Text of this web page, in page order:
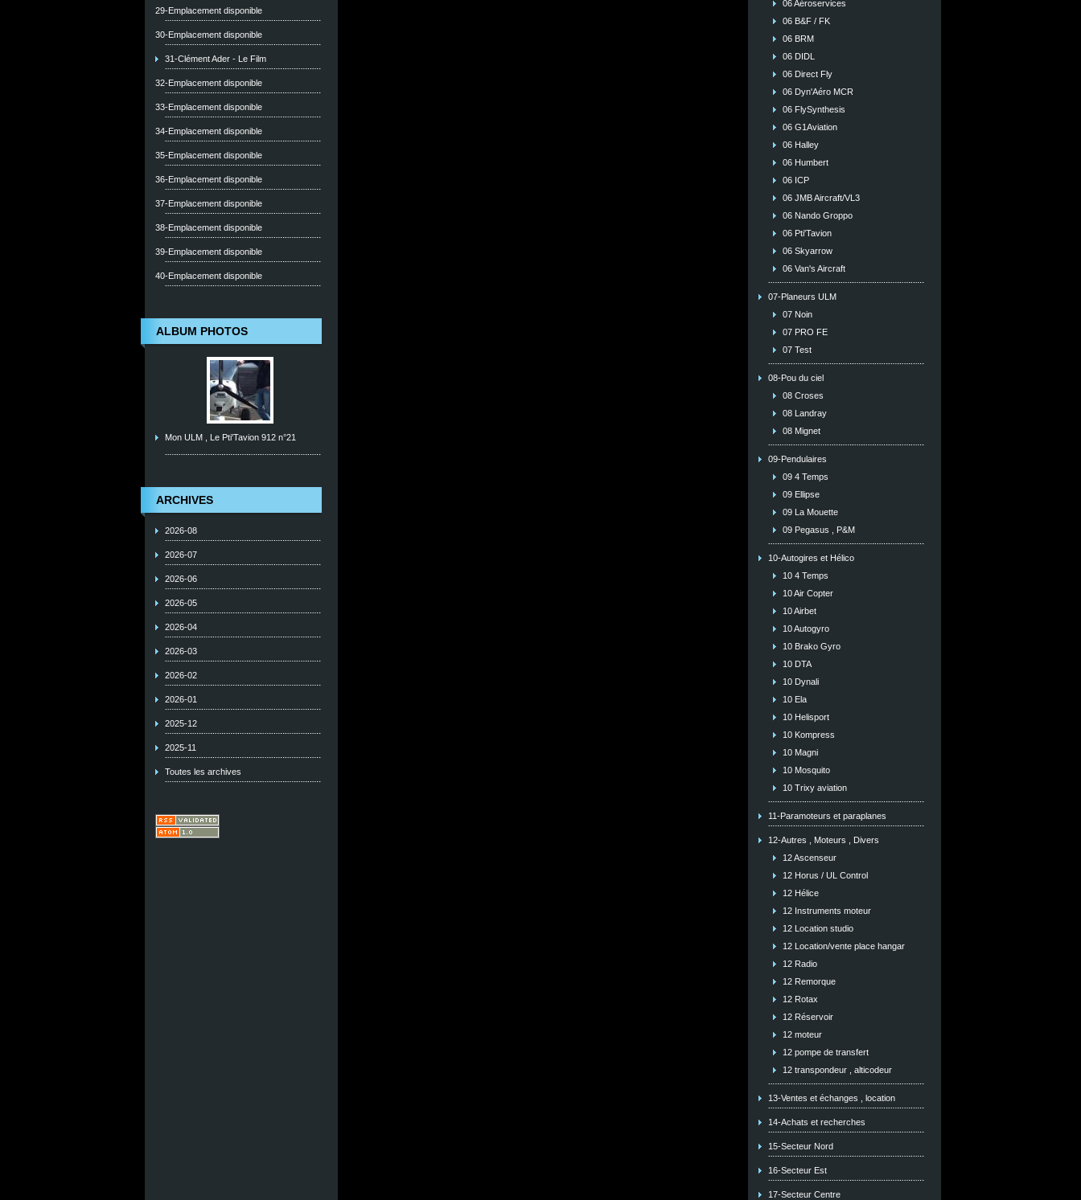
29-Emplacement disponible
30-Emplacement disponible
31-Clément Ader - Le Film
32-Emplacement disponible
33-Emplacement disponible
34-Emplacement disponible
35-Emplacement disponible
36-Emplacement disponible
37-Emplacement disponible
38-Emplacement disponible
39-Emplacement disponible
40-Emplacement disponible
ALBUM PHOTOS
Mon ULM , Le Pti'Tavion 912 n°21
ARCHIVES
2026-08
2026-07
2026-06
2026-05
2026-04
2026-03
2026-02
2026-01
2025-12
2025-11
Toutes les archives
06 Aéroservices
06 B&F / FK
06 BRM
06 DIDL
06 Direct Fly
06 Dyn'Aéro MCR
06 FlySynthesis
06 G1Aviation
06 Halley
06 Humbert
06 ICP
06 JMB Aircraft/VL3
06 Nando Groppo
06 Pti'Tavion
06 Skyarrow
06 Van's Aircraft
07-Planeurs ULM
07 Noin
07 PRO FE
07 Test
08-Pou du ciel
08 Croses
08 Landray
08 Mignet
09-Pendulaires
09 4 Temps
09 Ellipse
09 La Mouette
09 Pegasus , P&M
10-Autogires et Hélico
10 4 Temps
10 Air Copter
10 Airbet
10 Autogyro
10 Brako Gyro
10 DTA
10 Dynali
10 Ela
10 Helisport
10 Kompress
10 Magni
10 Mosquito
10 Trixy aviation
11-Paramoteurs et paraplanes
12-Autres , Moteurs , Divers
12 Ascenseur
12 Horus / UL Control
12 Hélice
12 Instruments moteur
12 Location studio
12 Location/vente place hangar
12 Radio
12 Remorque
12 Rotax
12 Réservoir
12 moteur
12 pompe de transfert
12 transpondeur , alticodeur
13-Ventes et échanges , location
14-Achats et recherches
15-Secteur Nord
16-Secteur Est
17-Secteur Centre